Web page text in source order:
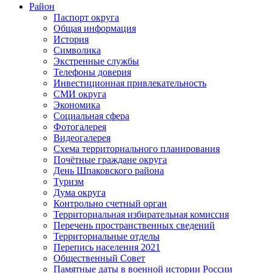
Район
Паспорт округа
Общая информация
История
Символика
Экстренные службы
Телефоны доверия
Инвестиционная привлекательность
СМИ округа
Экономика
Социальная сфера
Фотогалерея
Видеогалерея
Схема территориального планирования
Почётные граждане округа
День Шпаковского района
Туризм
Дума округа
Контрольно счетный орган
Территориальная избирательная комиссия
Перечень пространственных сведений
Территориальные отделы
Перепись населения 2021
Общественный Совет
Памятные даты в военной истории России